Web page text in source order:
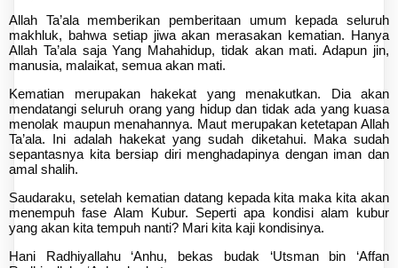
Allah Ta’ala memberikan pemberitaan umum kepada seluruh
makhluk, bahwa setiap jiwa akan merasakan kematian. Hanya
Allah Ta’ala saja Yang Mahahidup, tidak akan mati. Adapun jin,
manusia, malaikat, semua akan mati.
Kematian merupakan hakekat yang menakutkan. Dia akan
mendatangi seluruh orang yang hidup dan tidak ada yang kuasa
menolak maupun menahannya. Maut merupakan ketetapan Allah
Ta’ala. Ini adalah hakekat yang sudah diketahui. Maka sudah
sepantasnya kita bersiap diri menghadapinya dengan iman dan
amal shalih.
Saudaraku, setelah kematian datang kepada kita maka kita akan
menempuh fase Alam Kubur. Seperti apa kondisi alam kubur
yang akan kita tempuh nanti? Mari kita kaji kondisinya.
Hani Radhiyallahu ‘Anhu, bekas budak ‘Utsman bin ‘Affan